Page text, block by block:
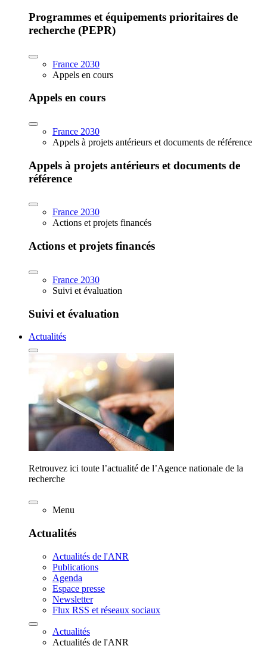
Programmes et équipements prioritaires de
recherche (PEPR)
France 2030
Appels en cours
Appels en cours
France 2030
Appels à projets antérieurs et documents de référence
Appels à projets antérieurs et documents de
référence
France 2030
Actions et projets financés
Actions et projets financés
France 2030
Suivi et évaluation
Suivi et évaluation
Actualités
Retrouvez ici toute l’actualité de l’Agence nationale de la
recherche
Menu
Actualités
Actualités de l'ANR
Publications
Agenda
Espace presse
Newsletter
Flux RSS et réseaux sociaux
Actualités
Actualités de l'ANR